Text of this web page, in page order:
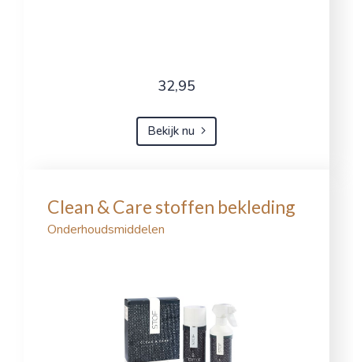
32,95
Bekijk nu
Clean & Care stoffen bekleding
Onderhoudsmiddelen